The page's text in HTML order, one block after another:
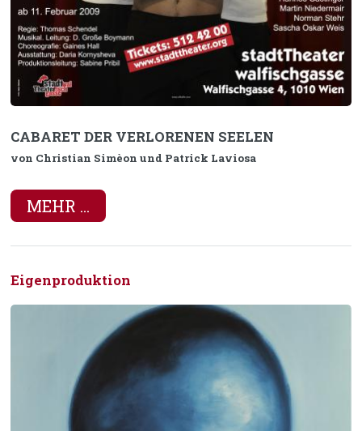
CABARET DER VERLORENEN SEELEN
von Christian Simèon und Patrick Laviosa
MEHR ...
Eigenproduktion